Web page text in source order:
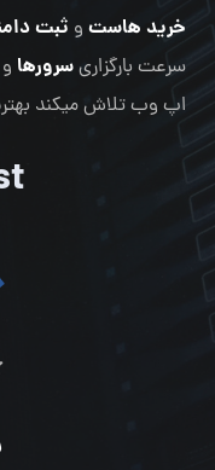
خرید هاست و ثبت
سرعت بارگزاریسرورها
اپ وب تلاش میکند